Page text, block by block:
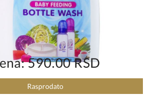
590.00 RSD
Rasprodato